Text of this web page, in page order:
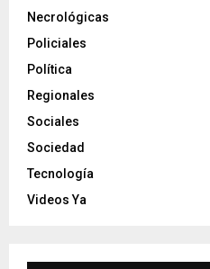
Necrológicas
Policiales
Política
Regionales
Sociales
Sociedad
Tecnología
Videos Ya